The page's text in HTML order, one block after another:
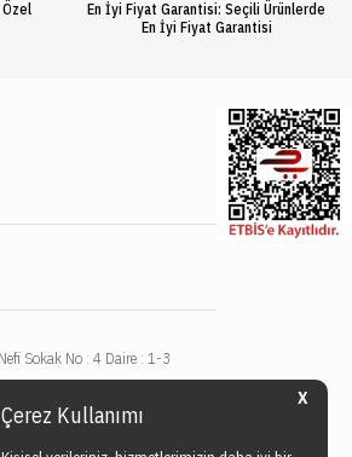
X
Çerez Kullanımı
En İyi Fiyat Garantisi: Seçili Ürünlerde
En İyi Fiyat Garantisi
Sokak No : 4 Daire : 1-3